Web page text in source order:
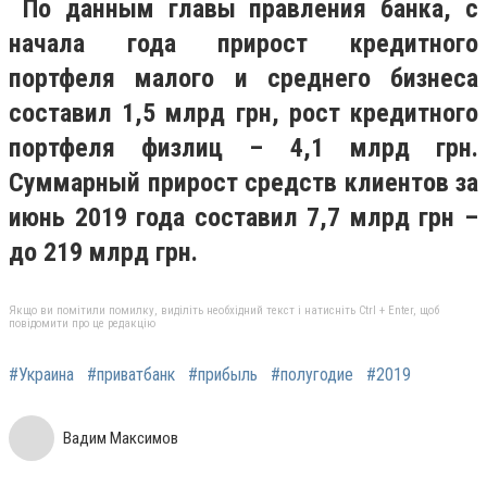
По данным главы правления банка, с
начала года прирост кредитного
портфеля малого и среднего бизнеса
составил 1,5 млрд грн, рост кредитного
портфеля физлиц – 4,1 млрд грн.
Суммарный прирост средств клиентов за
июнь 2019 года составил 7,7 млрд грн –
до 219 млрд грн.
Якщо ви помітили помилку, виділіть необхідний текст і натисніть Ctrl + Enter, щоб
повідомити про це редакцію
#Украина #приватбанк #прибыль #полугодие #2019
Вадим Максимов